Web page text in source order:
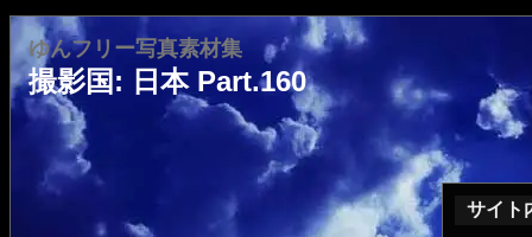
ゆんフリー写真素材集
撮影国: 日本 Part.160
サイト